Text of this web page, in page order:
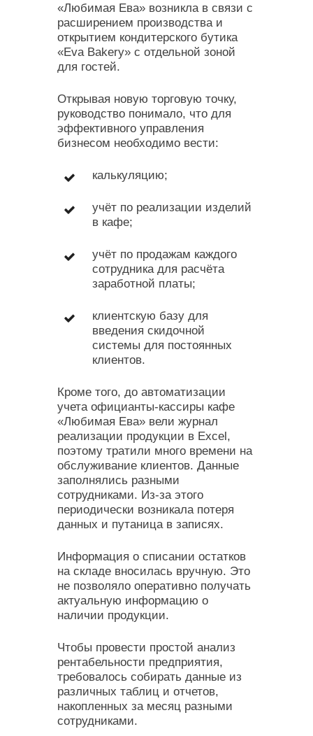
«Любимая Ева» возникла в связи с
расширением производства и
открытием кондитерского бутика
«Eva Bakery» с отдельной зоной
для гостей.
Открывая новую торговую точку,
руководство понимало, что для
эффективного управления
бизнесом необходимо вести:
калькуляцию;
учёт по реализации изделий
в кафе;
учёт по продажам каждого
сотрудника для расчёта
заработной платы;
клиентскую базу для
введения скидочной
системы для постоянных
клиентов.
Кроме того, до автоматизации
учета официанты-кассиры кафе
«Любимая Ева» вели журнал
реализации продукции в Excel,
поэтому тратили много времени на
обслуживание клиентов. Данные
заполнялись разными
сотрудниками. Из-за этого
периодически возникала потеря
данных и путаница в записях.
Информация о списании остатков
на складе вносилась вручную. Это
не позволяло оперативно получать
актуальную информацию о
наличии продукции.
Чтобы провести простой анализ
рентабельности предприятия,
требовалось собирать данные из
различных таблиц и отчетов,
накопленных за месяц разными
сотрудниками.